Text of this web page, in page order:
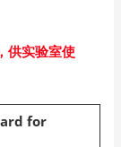
供实验室使
for